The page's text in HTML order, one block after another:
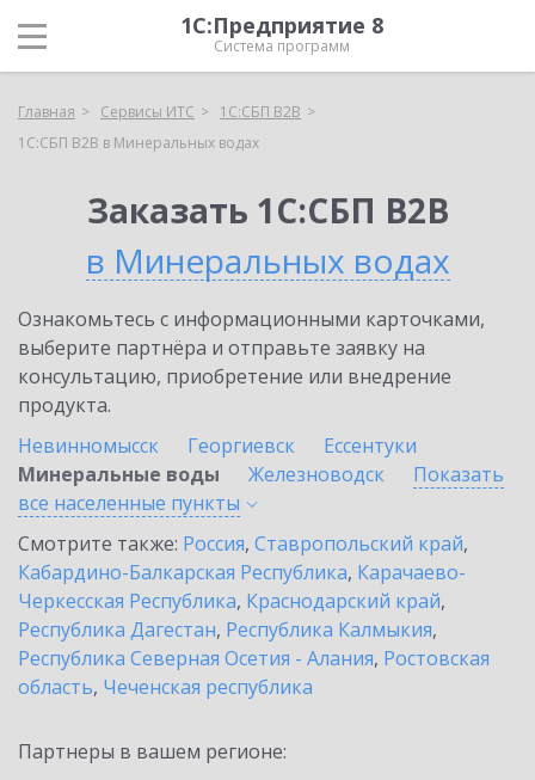
1С:Предприятие 8
Система программ
Главная Сервисы ИТС
1С:СБП B2B
1С:СБП B2B в Минеральных водах
Заказать 1С:СБП B2B
в Минеральных водах
Ознакомьтесь с информационными карточками,
выберите партнёра и отправьте заявку на
консультацию, приобретение или внедрение
продукта.
Невинномысск
Георгиевск
Ессентуки
Минеральные воды
Железноводск
Показать
все населенные пункты
Смотрите также: Россия, Ставропольский край,
Кабардино-Балкарская Республика, Карачаево-
Черкесская Республика, Краснодарский край,
Республика Дагестан, Республика Калмыкия,
Республика Северная Осетия - Алания, Ростовская
область, Чеченская республика
Партнеры в вашем регионе: